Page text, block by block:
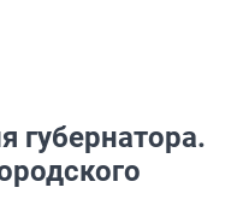
губернатора.